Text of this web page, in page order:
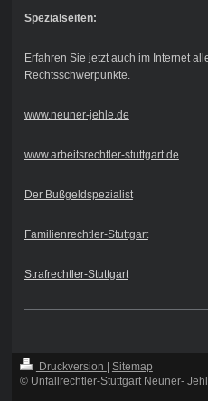
Spezialseiten:
Erfahren Sie jetzt auch im Internet
Rechtsschwerpunkte.
www.neuner-jehle.de
www.arbeitsrechtler-stuttgart.de
Der Bußgeldspezialist
Familienrechtler-Stuttgart
Strafrechtler-Stuttgart
Druckversion | Sitemap
© Unfallrechtler-Stuttgart Neuner-